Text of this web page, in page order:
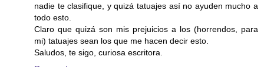
nadie te clasifique, y quizá tatuajes así no ayuden mucho a
todo esto.
Claro que quizá son mis prejuicios a los (horrendos, para
mi) tatuajes sean los que me hacen decir esto.
Saludos, te sigo, curiosa escritora.